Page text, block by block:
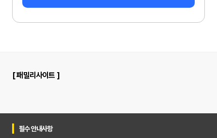
[ 패밀리사이트 ]
필수 안내사항